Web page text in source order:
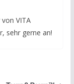
VITA
sehr gerne an!